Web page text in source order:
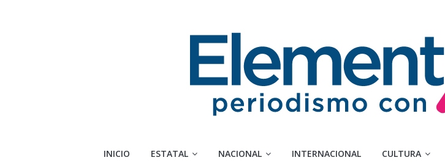
Elementosmx
INICIO ESTATAL NACIONAL INTERNACIONAL CULTURA